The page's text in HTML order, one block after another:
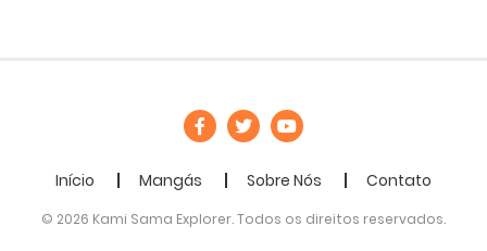
Início Mangás Sobre Nós Contato
© 2026 Kami Sama Explorer. Todos os direitos reservados.